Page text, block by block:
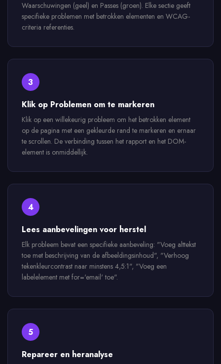
Waarschuwingen (geel) en Passes (groen). Elke sectie geeft
specifieke problemen met betrokken elementen en WCAG-
criteria referenties.
3
Klik op Problemen om te markeren
Klik op een willekeurig probleem om het betrokken element
op de pagina met een gekleurde rand te markeren en ernaar
te scrollen. De verbinding tussen het rapport en het DOM-
element is onmiddellijk.
4
Lees aanbevelingen voor herstel
Elk probleem bevat een specifieke aanbeveling: "Voeg alttekst
toe met beschrijving van de afbeeldingsinhoud", "Verhoog
tekenkleurcontrast naar minstens 4,5:1", "Voeg een
labelelement met for='email' toe".
5
Repareer en heranalyse